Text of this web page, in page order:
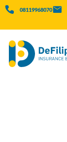
08119968070